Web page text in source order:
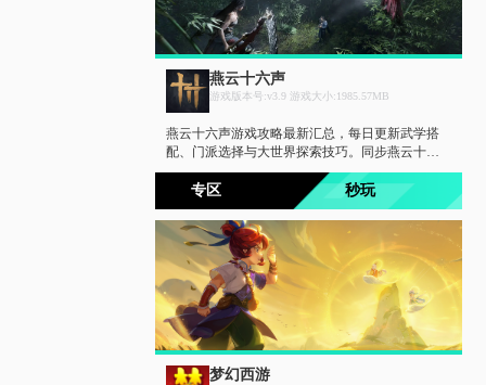
燕云十六声
游戏版本号:v3.9 游戏大小:1985.57MB
燕云十六声游戏攻略最新汇总，每日更新武学搭
配、门派选择与大世界探索技巧。同步燕云十六
声Wiki图鉴大全，武器、心法、奇术图鉴一网打
尽。新手入门必备，老手进阶必藏，快速掌握开
放世界玩法精髓。
专区 秒玩
梦幻西游